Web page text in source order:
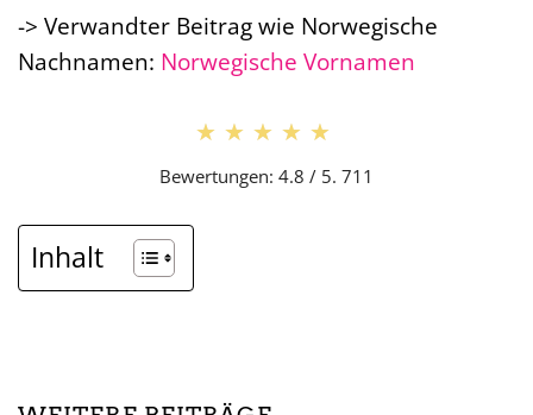
-> Verwandter Beitrag wie Norwegische
Nachnamen: Norwegische Vornamen
★★★★★
★★★★★
Bewertungen: 4.8 / 5. 711
Inhalt